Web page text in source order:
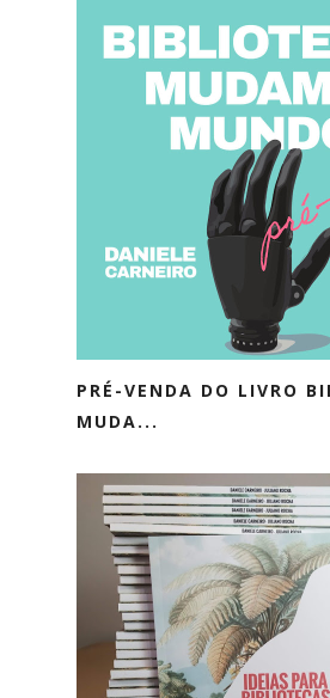
PRÉ-VENDA DO LIVRO
MUDA...